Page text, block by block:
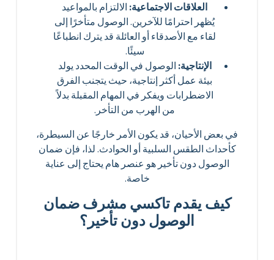
العلاقات الاجتماعية:الالتزام بالمواعيد
يُظهر احترامًا للآخرين. الوصول متأخرًا إلى
لقاء مع الأصدقاء أو العائلة قد يترك انطباعًا
سيئًا.
الإنتاجية:الوصول في الوقت المحدد يولد
بيئة عمل أكثر إنتاجية، حيث يتجنب الفرق
الاضطرابات ويفكر في المهام المقبلة بدلاً
من الهرب من التأخر.
في بعض الأحيان، قد يكون الأمر خارجًا عن السيطرة،
كأحداث الطقس السلبية أو الحوادث. لذا، فإن ضمان
الوصول دون تأخير هو عنصر هام يحتاج إلى عناية
خاصة.
كيف يقدم تاكسي مشرف ضمان
الوصول دون تأخير؟